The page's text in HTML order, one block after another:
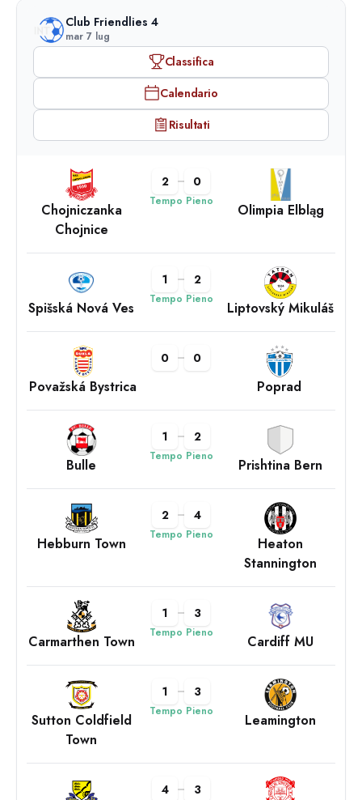
Club Friendlies 4
mar 7 lug
Classifica
Calendario
Risultati
Chojniczanka
Chojnice
2 0
Tempo Pieno Olimpia Elbląg
Spišská Nová Ves
1 2
Tempo Pieno Liptovský Mikuláš
Považská Bystrica
0 0
Poprad
Bulle
1 2
Tempo Pieno Prishtina Bern
Hebburn Town
2 4
Tempo Pieno
Heaton
Stannington
Carmarthen Town
1 3
Tempo Pieno Cardiff MU
Sutton Coldfield
Town
1 3
Tempo Pieno Leamington
4 3